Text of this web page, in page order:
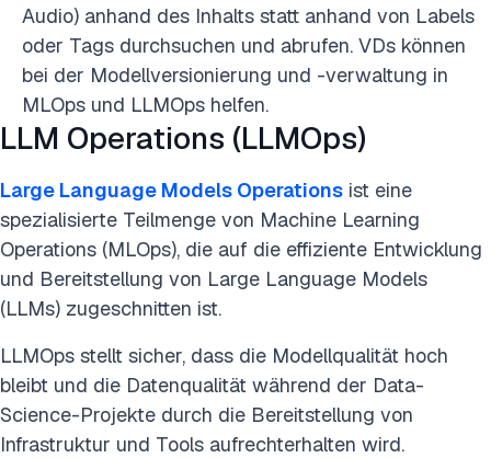
Audio) anhand des Inhalts statt anhand von Labels
oder Tags durchsuchen und abrufen. VDs können
bei der Modellversionierung und -verwaltung in
MLOps und LLMOps helfen.
LLM Operations (LLMOps)
Large Language Models Operations ist eine
spezialisierte Teilmenge von Machine Learning
Operations (MLOps), die auf die effiziente Entwicklung
und Bereitstellung von Large Language Models
(LLMs) zugeschnitten ist.
LLMOps stellt sicher, dass die Modellqualität hoch
bleibt und die Datenqualität während der Data-
Science-Projekte durch die Bereitstellung von
Infrastruktur und Tools aufrechterhalten wird.